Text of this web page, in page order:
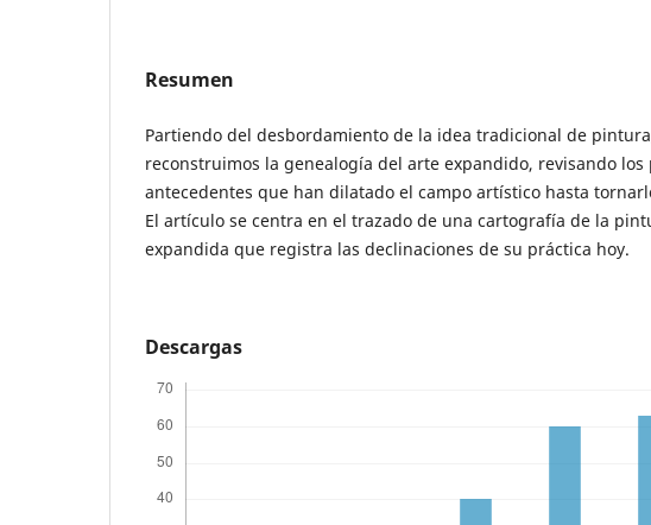
Resumen
Partiendo del desbordamiento de la idea tradicional de
reconstruimos la genealogía del arte expandido, revisando los
antecedentes que han dilatado el campo artístico hasta
El artículo se centra en el trazado de una cartografía de la
expandida que registra las declinaciones de su práctica hoy.
Descargas